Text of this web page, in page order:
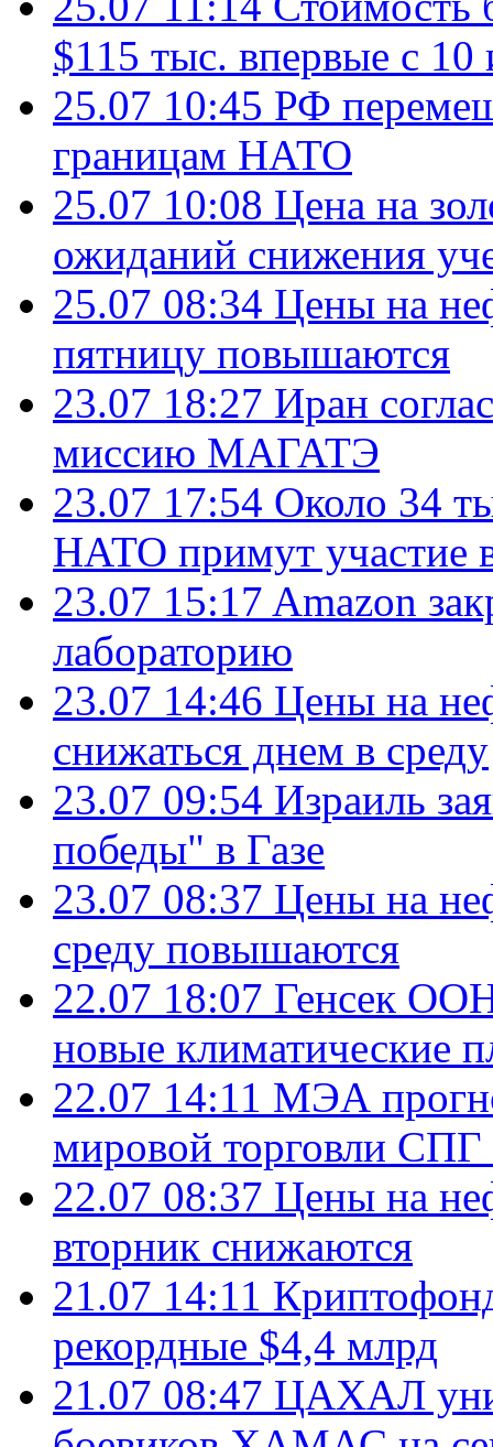
$115 тыс. впервые с 10
25.07 10:45 РФ
границам НАТО
25.07 10:08 Цена на
ожиданий снижения
25.07 08:34 Цены на
пятницу повышаются
23.07 18:27 Иран
миссию МАГАТЭ
23.07 17:54 Около 34
НАТО примут участие
23.07 15:17 Amazon
лабораторию
23.07 14:46 Цены на
снижаться днем в среду
23.07 09:54 Израиль
победы" в Газе
23.07 08:37 Цены на
среду повышаются
22.07 18:07 Генсек ООН
новые климатические
22.07 14:11 МЭА
мировой торговли СПГ
22.07 08:37 Цены на
вторник снижаются
21.07 14:11
рекордные $4,4 млрд
21.07 08:47 ЦАХАЛ